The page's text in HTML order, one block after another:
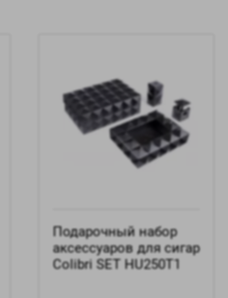
Подарочный набор
аксессуаров для сигар
Colibri SET HU250T1